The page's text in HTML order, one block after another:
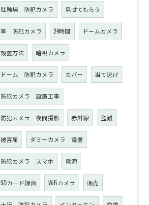
駐輪場 防犯カメラ 見せてもらう
車 防犯カメラ 24時間 ドームカメラ
設置方法 暗視カメラ
ドーム 防犯カメラ カバー 当て逃げ
防犯カメラ 設置工事
防犯カメラ 夜間撮影 赤外線 盗難
被害届 ダミーカメラ 設置
防犯カメラ スマホ 電源
SDカード録画 WiFiカメラ 販売